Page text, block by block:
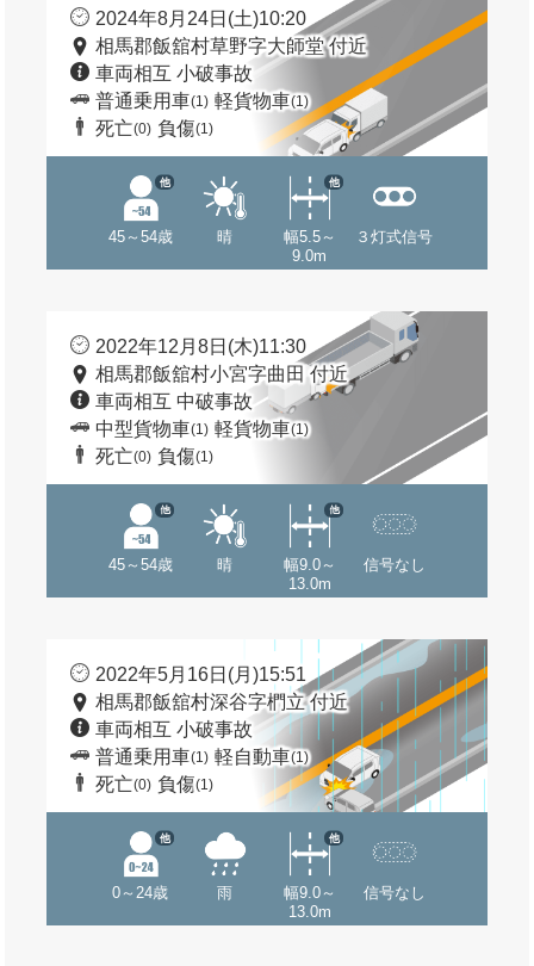
2024年8月24日(土)10:20
相馬郡飯舘村草野字大師堂 付近
車両相互 小破事故
普通乗用車(1) 軽貨物車(1)
死亡(0) 負傷(1)
45～54歳
他
晴
幅5.5～
9.0m
他
３灯式信号
2022年12月8日(木)11:30
相馬郡飯舘村小宮字曲田 付近
車両相互 中破事故
中型貨物車(1) 軽貨物車(1)
死亡(0) 負傷(1)
45～54歳
他
晴
幅9.0～
13.0m
他
信号なし
2022年5月16日(月)15:51
相馬郡飯舘村深谷字椚立 付近
車両相互 小破事故
普通乗用車(1) 軽自動車(1)
死亡(0) 負傷(1)
0～24歳
他
雨
幅9.0～
13.0m
他
信号なし